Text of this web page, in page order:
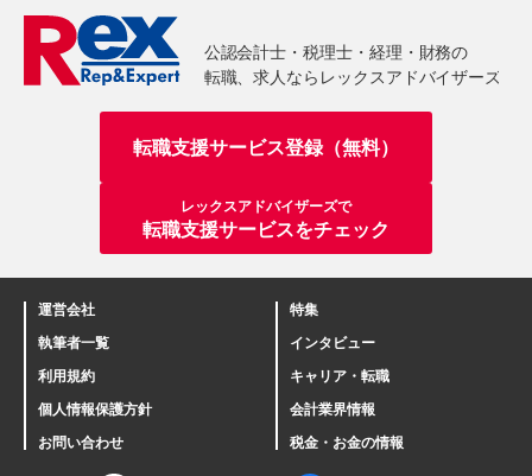
転職支援サービス登録（無料）
レックスアドバイザーズで
転職支援サービスをチェック
運営会社
執筆者一覧
利用規約
個人情報保護方針
お問い合わせ
特集
インタビュー
キャリア・転職
会計業界情報
税金・お金の情報